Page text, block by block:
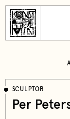
SCULPTOR
Per